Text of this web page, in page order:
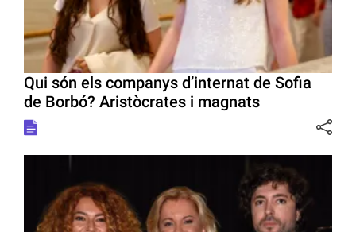
Qui són els companys d’internat de Sofia
de Borbó? Aristòcrates i magnats